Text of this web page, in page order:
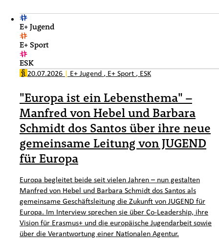
E+ Jugend
E+ Sport
ESK
20.07.2026 | E+ Jugend , E+ Sport , ESK
"Europa ist ein Lebensthema" –
Manfred von Hebel und Barbara
Schmidt dos Santos über ihre neue
gemeinsame Leitung von JUGEND
für Europa
Europa begleitet beide seit vielen Jahren – nun gestalten
Manfred von Hebel und Barbara Schmidt dos Santos als
gemeinsame Geschäftsleitung die Zukunft von JUGEND für
Europa. Im Interview sprechen sie über Co-Leadership, ihre
Vision für Erasmus+ und die europäische Jugendarbeit sowie
über die Verantwortung einer Nationalen Agentur.